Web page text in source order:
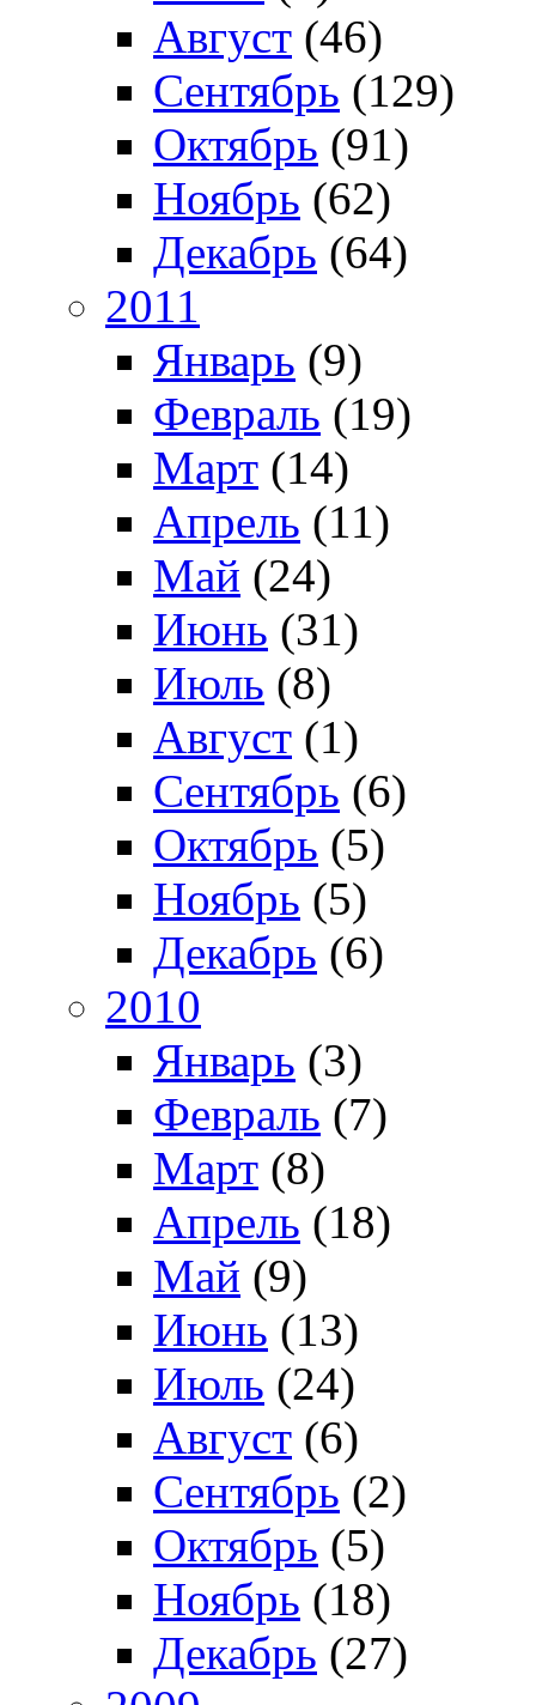
Август (46)
Сентябрь (129)
Октябрь (91)
Ноябрь (62)
Декабрь (64)
2011
Январь (9)
Февраль (19)
Март (14)
Апрель (11)
Май (24)
Июнь (31)
Июль (8)
Август (1)
Сентябрь (6)
Октябрь (5)
Ноябрь (5)
Декабрь (6)
2010
Январь (3)
Февраль (7)
Март (8)
Апрель (18)
Май (9)
Июнь (13)
Июль (24)
Август (6)
Сентябрь (2)
Октябрь (5)
Ноябрь (18)
Декабрь (27)